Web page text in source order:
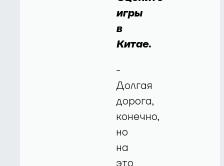
игры
в
Китае.
-
Долгая
дорога,
конечно,
но
на
это